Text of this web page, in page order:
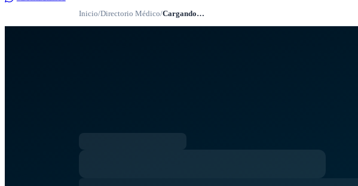
Inicio/Directorio Médico/Cargando…